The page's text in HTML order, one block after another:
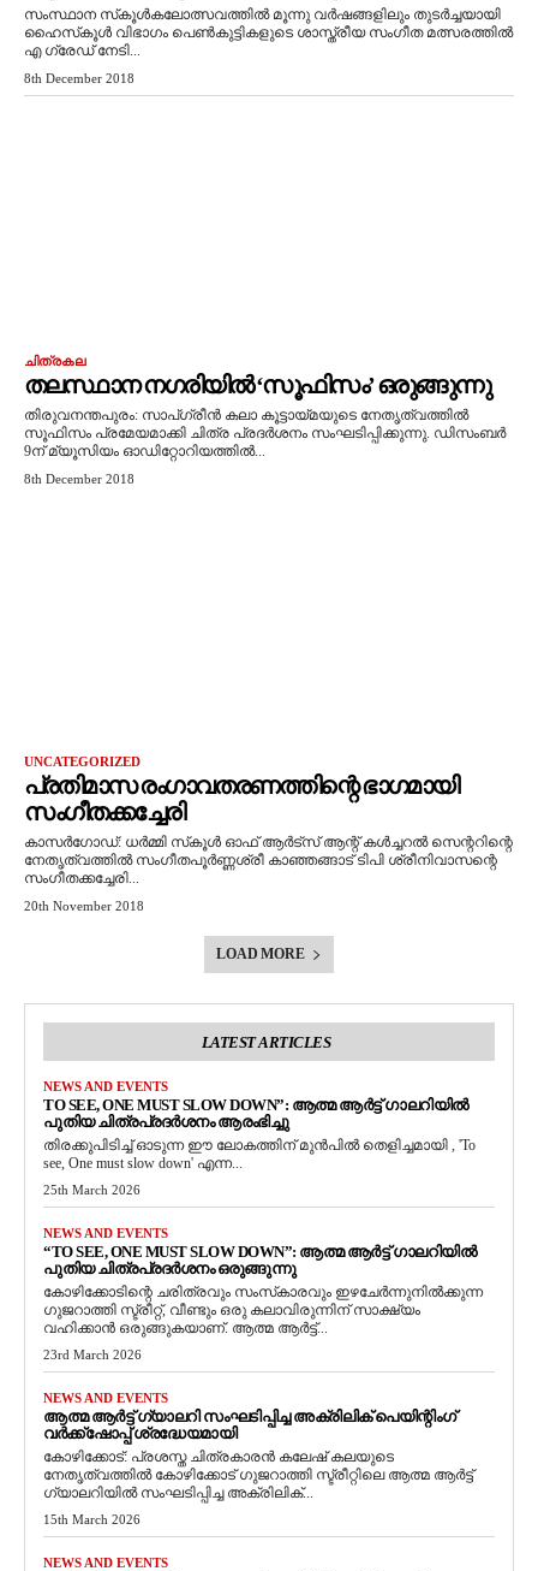
സംസ്ഥാന സ്‌കൂള്‍കലോത്സവത്തില്‍ മൂന്നു വര്‍ഷങ്ങളിലും തുടര്‍ച്ചയായി
ഹൈസ്‌കൂള്‍ വിഭാഗം പെണ്‍കുട്ടികളുടെ ശാസ്ത്രീയ സംഗീത മത്സരത്തില്‍
എ ഗ്രേഡ് നേടി...
8th December 2018
ചിത്രകല
തലസ്ഥാന നഗരിയില്‍ ‘സൂഫിസം’ ഒരുങ്ങുന്നു
തിരുവനന്തപുരം: സാപ്ഗ്രീന്‍ കലാ കൂട്ടായ്മയുടെ നേതൃത്വത്തില്‍
സൂഫിസം പ്രമേയമാക്കി ചിത്ര പ്രദര്‍ശനം സംഘടിപ്പിക്കുന്നു. ഡിസംബര്‍
9ന് മ്യൂസിയം ഓഡിറ്റോറിയത്തില്‍...
8th December 2018
UNCATEGORIZED
പ്രതിമാസ രംഗാവതരണത്തിന്റെ ഭാഗമായി
സംഗീതക്കച്ചേരി
കാസര്‍ഗോഡ്: ധര്‍മ്മി സ്‌കൂള്‍ ഓഫ് ആര്‍ട്‌സ് ആന്റ് കള്‍ച്ചറല്‍ സെന്ററിന്റെ
നേതൃത്വത്തില്‍ സംഗീതപൂര്‍ണ്ണശ്രീ കാഞ്ഞങ്ങാട് ടിപി ശ്രീനിവാസന്റെ
സംഗീതക്കച്ചേരി...
20th November 2018
LOAD MORE
LATEST ARTICLES
NEWS AND EVENTS
TO SEE, ONE MUST SLOW DOWN”: ആത്മ ആർട്ട് ഗാലറിയിൽ
പുതിയ ചിത്രപ്രദർശനം ആരംഭിച്ചു
തിരക്കുപിടിച്ച് ഓടുന്ന ഈ ലോകത്തിന് മുൻപിൽ തെളിച്ചമായി , 'To
see, One must slow down' എന്ന...
25th March 2026
NEWS AND EVENTS
“TO SEE, ONE MUST SLOW DOWN”: ആത്മ ആർട്ട് ഗാലറിയിൽ
പുതിയ ചിത്രപ്രദർശനം ഒരുങ്ങുന്നു
കോഴിക്കോടിന്റെ ചരിത്രവും സംസ്‌കാരവും ഇഴചേർന്നുനിൽക്കുന്ന
ഗുജറാത്തി സ്ട്രീറ്റ്, വീണ്ടും ഒരു കലാവിരുന്നിന് സാക്ഷ്യം
വഹിക്കാൻ ഒരുങ്ങുകയാണ്. ആത്മ ആർട്ട്...
23rd March 2026
NEWS AND EVENTS
ആത്മ ആർട്ട് ഗ്യാലറി സംഘടിപ്പിച്ച അക്രിലിക് പെയിന്റിംഗ്
വർക്ക്‌ഷോപ്പ് ശ്രദ്ധേയമായി
കോഴിക്കോട്: പ്രശസ്ത ചിത്രകാരൻ കലേഷ് കലയുടെ
നേതൃത്വത്തിൽ കോഴിക്കോട് ഗുജറാത്തി സ്ട്രീറ്റിലെ ആത്മ ആർട്ട്
ഗ്യാലറിയിൽ സംഘടിപ്പിച്ച അക്രിലിക്...
15th March 2026
NEWS AND EVENTS